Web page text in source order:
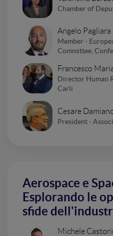
Chamber of
Angelo Pagliara
Member -
Committee,
Francesco
Director Human
Carli
Cesare
President -
Aerospace e
Esplorando le
sfide
Michele